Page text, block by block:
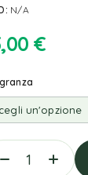
N/A
€